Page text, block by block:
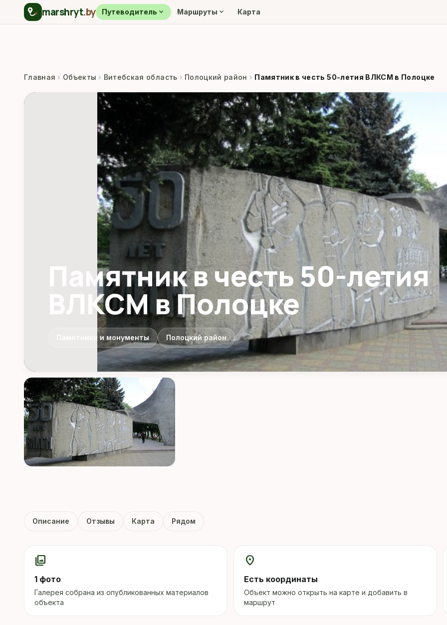
marshryt.by Путеводитель expand_more Маршруты expand_more Карта
Главная › Объекты › Витебская область › Полоцкий район › Памятник в честь 50-летия ВЛКСМ в Полоцке
Памятник в честь 50-летия
ВЛКСМ в Полоцке
Памятники и монументы Полоцкий район
Описание Отзывы Карта Рядом
photo_library
1 фото
Галерея собрана из опубликованных материалов
объекта
location_on
Есть координаты
Объект можно открыть на карте и добавить в
маршрут